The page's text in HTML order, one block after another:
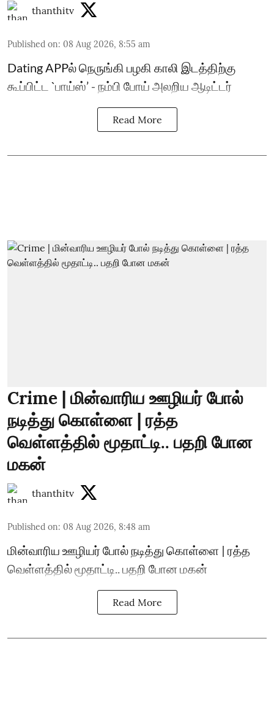
thanthitv
Published on: 08 Aug 2026, 8:55 am
Dating APPல் நெருங்கி பழகி காலி இடத்திற்கு
கூப்பிட்ட `பாய்ஸ்’ - நம்பி போய் அலறிய ஆடிட்டர்
Read More
Crime | மின்வாரிய ஊழியர் போல்
நடித்து கொள்ளை | ரத்த
வெள்ளத்தில் மூதாட்டி.. பதறி போன
மகன்
thanthitv
Published on: 08 Aug 2026, 8:48 am
மின்வாரிய ஊழியர் போல் நடித்து கொள்ளை | ரத்த
வெள்ளத்தில் மூதாட்டி.. பதறி போன மகன்
Read More